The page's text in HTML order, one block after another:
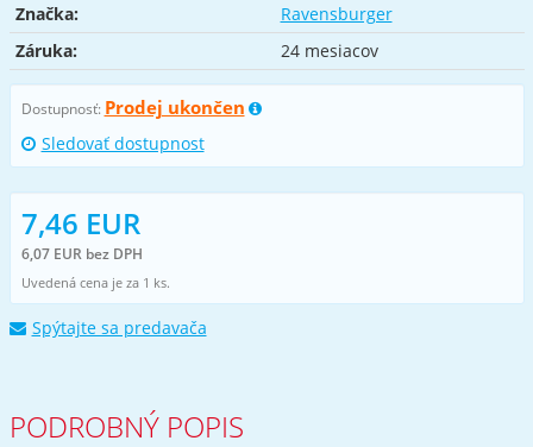
Značka:
Ravensburger
Záruka:
24 mesiacov
Dostupnosť: Prodej ukončen
Sledovať dostupnost
7,46 EUR
6,07 EUR bez DPH
Uvedená cena je za 1 ks.
Spýtajte sa predavača
PODROBNÝ POPIS